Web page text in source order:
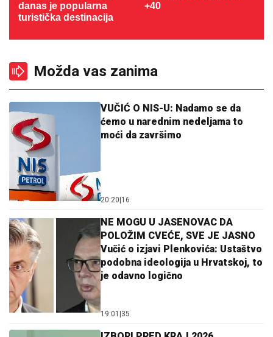
danas je popularna
turistička destinacija
+40
Možda vas zanima
VUČIĆ O NIS-U: Nadamo se da
ćemo u narednim nedeljama to
moći da završimo
20:20 16
NE MOGU U JASENOVAC DA
POLOŽIM CVEĆE, SVE JE JASNO
Vučić o izjavi Plenkovića: Ustaštvo
podobna ideologija u Hrvatskoj, to
je odavno logično
19:01 35